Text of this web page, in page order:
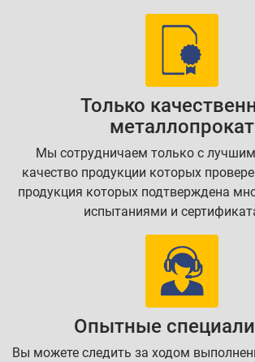
Только
металлопрокат
Мы сотрудничаем только с
качество продукции которых
продукция которых подтверждена
испытаниями и
Опытные
Вы можете следить за ходом